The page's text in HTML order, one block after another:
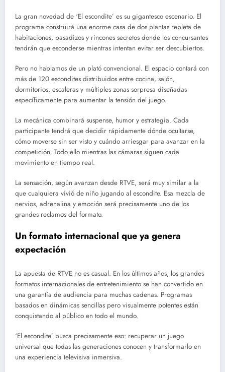
La gran novedad de ‘El escondite’ es su gigantesco escenario. El
programa construirá una enorme casa de dos plantas repleta de
habitaciones, pasadizos y rincones secretos donde los concursantes
tendrán que esconderse mientras intentan evitar ser descubiertos.
Pero no hablamos de un plató convencional. El espacio contará con
más de 120 escondites distribuidos entre cocina, salón,
dormitorios, escaleras y múltiples zonas sorpresa diseñadas
específicamente para aumentar la tensión del juego.
La mecánica combinará suspense, humor y estrategia. Cada
participante tendrá que decidir rápidamente dónde ocultarse,
cómo moverse sin ser visto y cuándo arriesgar para avanzar en la
competición. Todo ello mientras las cámaras siguen cada
movimiento en tiempo real.
La sensación, según avanzan desde RTVE, será muy similar a la
que cualquiera vivió de niño jugando al escondite. Esa mezcla de
nervios, adrenalina y emoción será precisamente uno de los
grandes reclamos del formato.
Un formato internacional que ya genera
expectación
La apuesta de RTVE no es casual. En los últimos años, los grandes
formatos internacionales de entretenimiento se han convertido en
una garantía de audiencia para muchas cadenas. Programas
basados en dinámicas sencillas pero visualmente potentes están
conquistando al público en todo el mundo.
‘El escondite’ busca precisamente eso: recuperar un juego
universal que todas las generaciones conocen y transformarlo en
una experiencia televisiva inmersiva.